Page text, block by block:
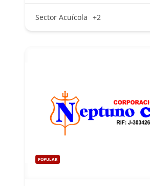
Sector Acuícola +2
POPULAR